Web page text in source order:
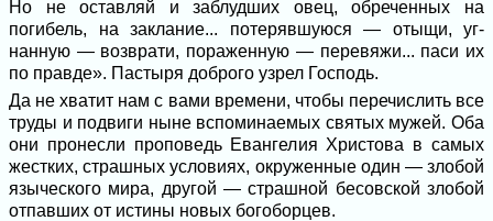
Но не оставляй и заблудших овец, обреченных на
погибель, на заклание... потерявшуюся — отыщи, уг­
нанную — возврати, пораженную — пере­вяжи... паси их
по правде». Пастыря доб­рого узрел Господь.
Да не хватит нам с вами времени, что­бы перечислить все
труды и подвиги ныне вспоминаемых святых мужей. Оба
они пронесли проповедь Евангелия Христова в самых
жестких, страшных условиях, ок­руженные один — злобой
языческого мира, другой — страшной бесовской злобой
от­павших от истины новых богоборцев.